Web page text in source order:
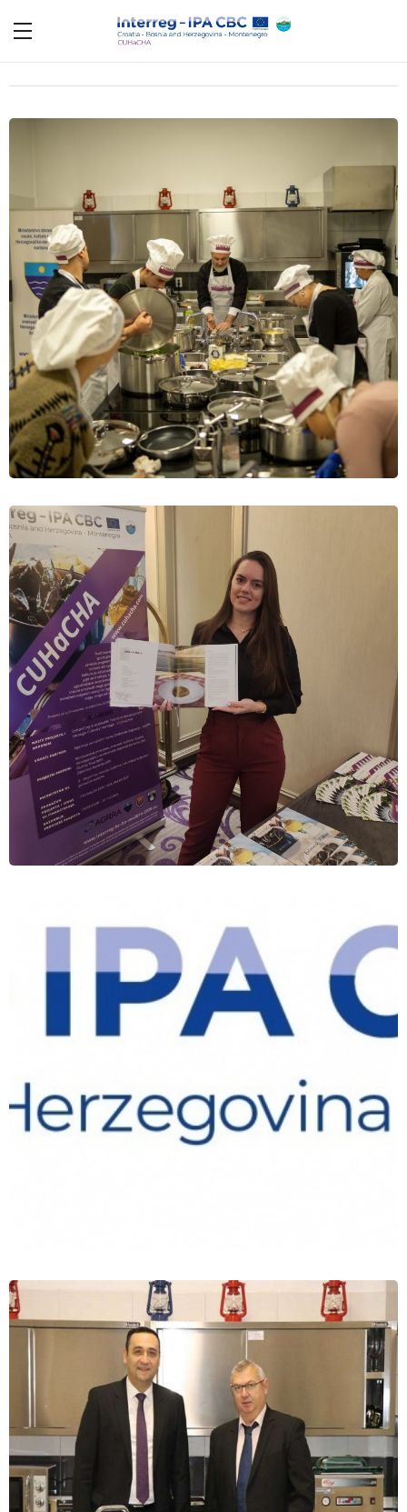
VIJESTI
Pružatelji usluga HNŽ-K obučeni za pripremu
tradicionalnih jela
18.12.2022
programa
VIJESTI
Obuka pružalaca usluga u okviru CUHaCHA
projekta
13.12.2022